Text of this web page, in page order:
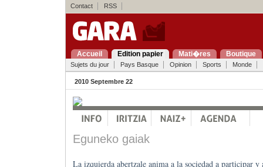
Contact RSS
Accueil Edition papier Mati�res Boutique
Sujets du jour Pays Basque Opinion Sports Monde
2010 Septembre 22
Eguneko gaiak
La izquierda abertzale anima a la sociedad a participar